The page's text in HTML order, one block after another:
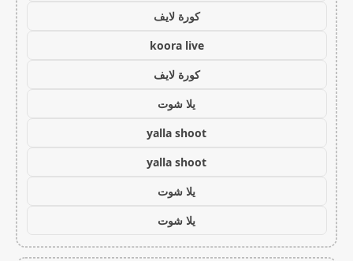
كورة لايف
koora live
كورة لايف
يلا شوت
yalla shoot
yalla shoot
يلا شوت
يلا شوت